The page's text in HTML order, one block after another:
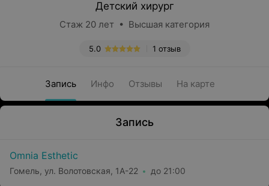
Детский хирург
Стаж 20 лет • Высшая категория
1 отзыв
5.0
Запись Инфо Отзывы На карте
Запись
Omnia Esthetic
Гомель, ул. Волотовская, 1А-22 до 21:00